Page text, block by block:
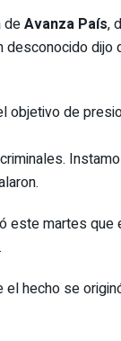
deAvanza País,
desconocido
objetivo de
este martes que
hecho se